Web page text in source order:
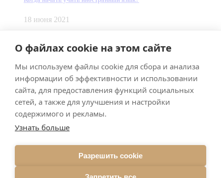
О файлах cookie на этом сайте
Мы используем файлы cookie для сбора и анализа
информации об эффективности и использовании
сайта, для предоставления функций социальных
сетей, а также для улучшения и настройки
содержимого и рекламы.
Узнать больше
Разрешить cookie
18 июня 2021
Made bySmart Team
ImpressumDatenschutz
Подписывайтесь на меня в Телеграм
Подписаться